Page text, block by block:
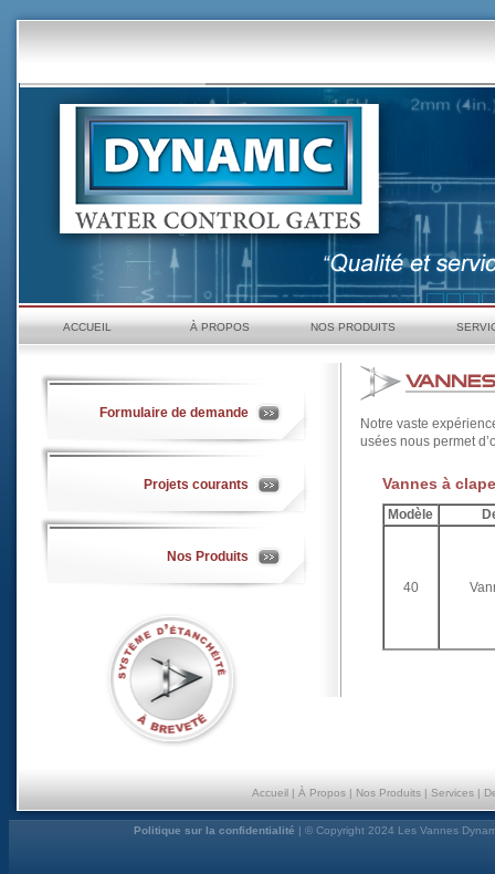
ACCUEIL À PROPOS NOS PRODUITS
Formulaire de demande
Projets courants
Nos Produits
Notre vaste
usées nous permet
Vannes à
Modèle
40
Accueil |À Propos |Nos Produits |Services |
Politique sur la confidentialité | © Copyright 2024 Les Vannes